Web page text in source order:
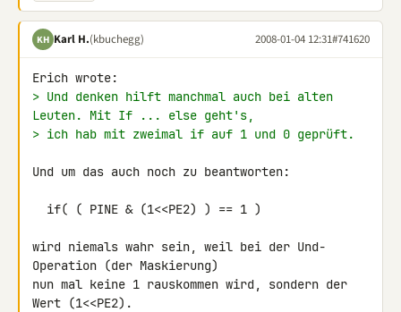
KH Karl H.(kbuchegg) 2008-01-04 12:31#741620
> Und denken hilft manchmal auch bei alten
Leuten. Mit If ... else geht's,
> ich hab mit zweimal if auf 1 und 0 geprüft.
Und um das auch noch zu beantworten:
wird niemals wahr sein, weil bei der Und-
Operation (der Maskierung)
nun mal keine 1 rauskommen wird, sondern der
Wert (1<<PE2).